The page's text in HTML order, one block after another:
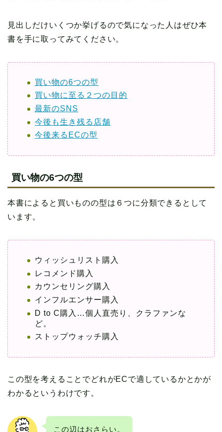
見出しだけいくつか挙げるので気になった人はぜひ本
書を手に取ってみてください。
買い物の6つの型
買い物に至る２つの目的
最新のSNS
今後も生き残る店舗
今後来るECの型
買い物の6つの型
本書によると買いものの型は６つに分類できるとして
います。
ウィッシュリスト購入
レコメンド購入
カウンセリング購入
インフルエンサー購入
D to C購入…個人直売り、クラファンな
ど。
ストップウォッチ購入
この型を考えることでどれがECで適しているかとかが
わかるというわけです。
この辺はおさらい。